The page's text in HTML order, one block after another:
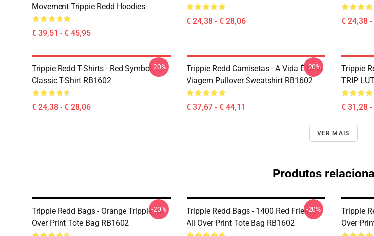
Movement Trippie Redd Hoodies
€ 39,51 - € 45,95
€ 24,38 - € 28,06 € 24,38
Trippie Redd T-Shirts - Red Symbol
Classic T-Shirt RB1602
€ 24,38 - € 28,06
-20%
Trippie Redd Camisetas - A Vida É Uma
Viagem Pullover Sweatshirt RB1602
€ 37,67 - € 44,11
-20%
Trippie
TRIP
€ 31,28
VER MAIS
Produtos
Trippie Redd Bags - Orange Trippie All
Over Print Tote Bag RB1602
-20%
Trippie Redd Bags - 1400 Red Friends
All Over Print Tote Bag RB1602
-20%
Trippie
Over